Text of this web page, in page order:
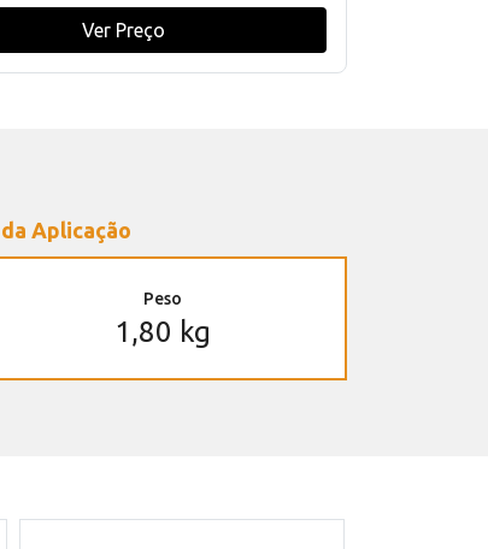
Ver Preço
Aplicação
Peso
1,80 kg